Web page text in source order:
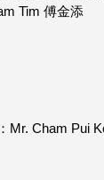
Tim 傅金添
Mr. Cham Pui